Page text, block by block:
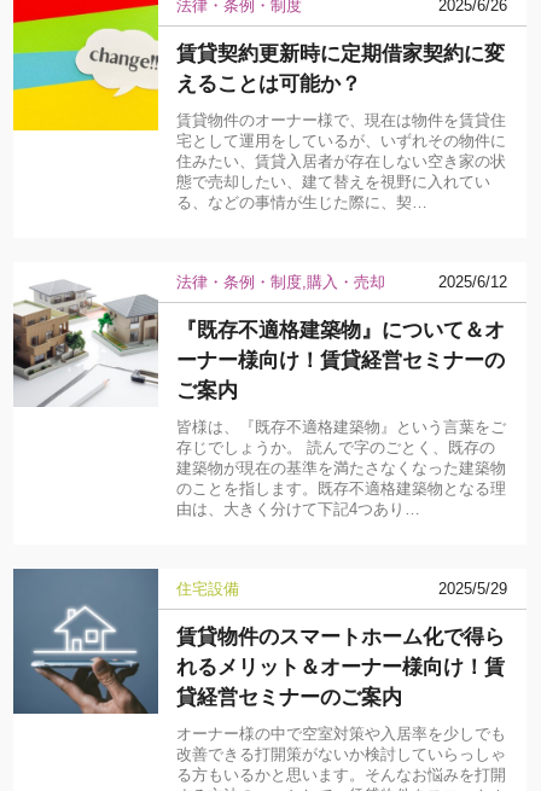
法律・条例・制度 2025/6/26
賃貸契約更新時に定期借家契約に変
えることは可能か？
賃貸物件のオーナー様で、現在は物件を賃貸住
宅として運用をしているが、いずれその物件に
住みたい、賃貸入居者が存在しない空き家の状
態で売却したい、建て替えを視野に入れてい
る、などの事情が生じた際に、契…
法律・条例・制度 購入・売却 2025/6/12
『既存不適格建築物』について＆オ
ーナー様向け！賃貸経営セミナーの
ご案内
皆様は、『既存不適格建築物』という言葉をご
存じでしょうか。 読んで字のごとく、既存の
建築物が現在の基準を満たさなくなった建築物
のことを指します。既存不適格建築物となる理
由は、大きく分けて下記4つあり…
住宅設備 2025/5/29
賃貸物件のスマートホーム化で得ら
れるメリット＆オーナー様向け！賃
貸経営セミナーのご案内
オーナー様の中で空室対策や入居率を少しでも
改善できる打開策がないか検討していらっしゃ
る方もいるかと思います。そんなお悩みを打開